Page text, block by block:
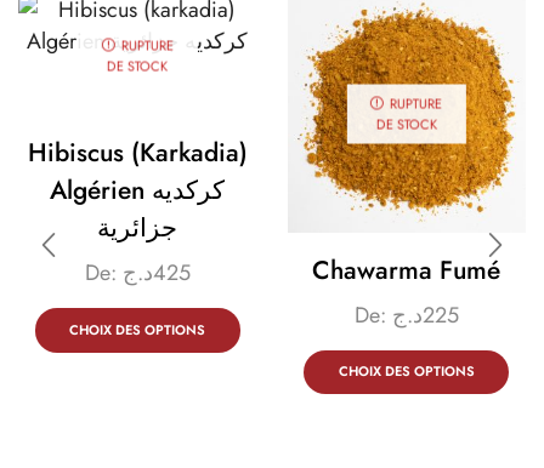
RUPTURE
DE STOCK
Hibiscus (karkadia)
Algérien كركديه
جزائرية
De: 425د.ج
CHOIX DES OPTIONS
RUPTURE
DE STOCK
Chawarma Fumé
De: 225د.ج
CHOIX DES OPTIONS